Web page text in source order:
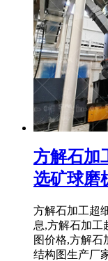
方解石加
选矿球磨
方解石加工超
息,方解石加工
图价格,方解石
结构图生产厂